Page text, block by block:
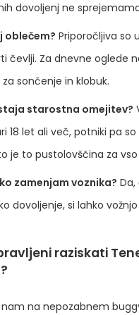
dovoljenj ne
oblečem? Priporočljiva so
čevlji. Za dnevne oglede
sončenje in klobuk.
starostna omejitev?
18 let ali več, potniki pa
je to pustolovščina za vso
zamenjam voznika?
dovoljenje, si lahko
raziskati
nam na nepozabnem